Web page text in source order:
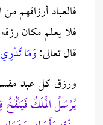
فالعباد أرزاقهم
فلا يعلم مكان
قال تعالى:وَمَا
ورزق كل عبد
يُرْسَلُ الْمَلَكُ فَيَنْفُخُ